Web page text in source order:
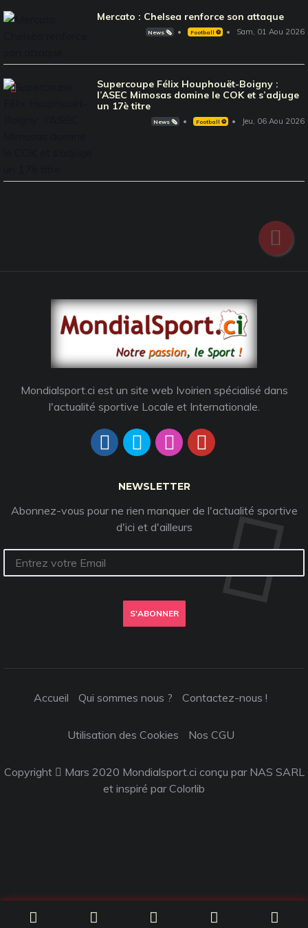
Mercato : Chelsea renforce son attaque
News 🗞️ Football ⚽️ Sam, 01 Aou 2026
Supercoupe Félix Houphouët-Boigny :
l’ASEC Mimosas domine le COK et s’adjuge
un 17è titre
News 🗞️ Football ⚽️ Jeu, 06 Aou 2026
Mondialsport.ci est un site web Ivoirien spécialisé dans
l'actualité sportive Locale et Internationale.
NEWSLETTER
Abonnez-vous pour ne rien manquer de l'actualité sportive
d'ici et d'ailleurs
S'ABONNER
Accueil Qui sommes nous ? Contactez-nous !
Utilisation des Cookies Nos CGU
Copyright
Mars 2020 Mondialsport.ci conçu par NAS SARL
et inspiré parColorlib